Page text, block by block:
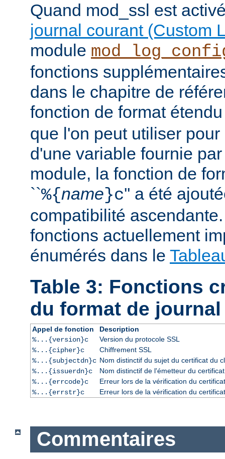
Quand mod_ssl est
journal courant (Custom
module
fonctions
dans le chapitre de
fonction de format
que l'on peut utiliser
d'une variable fournie
module, la fonction de
``%{name}c'' a été
compatibilité
fonctions actuellement
énumérés dans le
Table 3: Fonctions
du format de
Appel de fonction
Description
%...{version}c
Version du protocole SSL
%...{cipher}c
Chiffrement SSL
%...{subjectdn}c Nom distinctif du sujet du certificat du
%...{issuerdn}c
Nom distinctif de l'émetteur du
%...{errcode}c
Erreur lors de la vérification du
%...{errstr}c
Erreur lors de la vérification du
Commentaires